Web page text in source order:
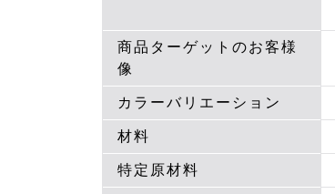
商品ターゲットのお客様
像
カラーバリエーション
材料
特定原材料